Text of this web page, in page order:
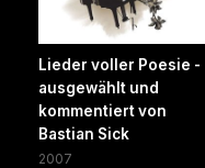
Lieder voller Poesie -
ausgewählt und
kommentiert von
Bastian Sick
2007